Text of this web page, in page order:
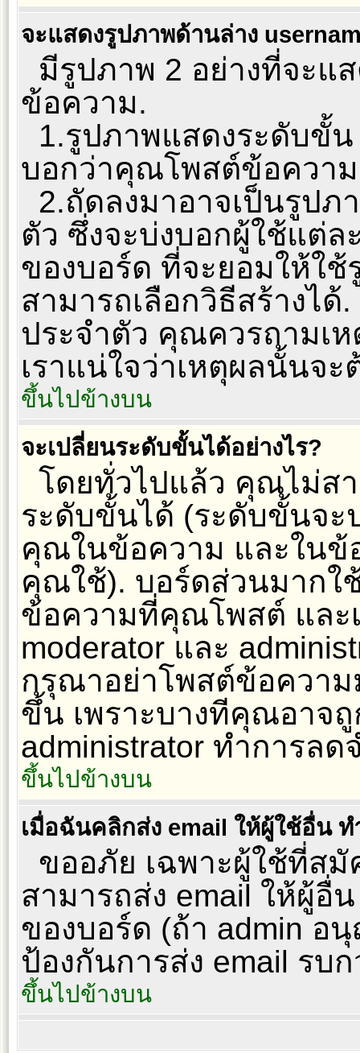
จะแสดงรูปภาพด้านล่าง
มีรูปภาพ 2 อย่างที่จะแ
ข้อความ.
1.รูปภาพแสดงระดับขั้น
บอกว่าคุณโพสต์ข้อความ
2.ถัดลงมาอาจเป็นรูป
ตัว ซึ่งจะบ่งบอกผู้ใช้แต่
ของบอร์ด ที่จะยอมให้ใ
สามารถเลือกวิธีสร้างไ
ประจำตัว คุณควรถามเ
เราแน่ใจว่าเหตุผลนั้นจะ
ขึ้นไปข้างบน
จะเปลี่ยนระดับขั้นได้อย่างไร?
โดยทั่วไปแล้ว คุณไม่ส
ระดับขั้นได้ (ระดับขั้นจะ
คุณในข้อความ และใน
คุณใช้). บอร์ดส่วนมากใ
ข้อความที่คุณโพสต์ และ
moderator และ
กรุณาอย่าโพสต์ข้อความ
ขึ้น เพราะบางทีคุณอาจถู
administrator ทำการล
ขึ้นไปข้างบน
เมื่อฉันคลิกส่ง email ให้ผู้ใช้อื่น
ขออภัย เฉพาะผู้ใช้ที่ส
สามารถส่ง email ให้ผู้อื่
ของบอร์ด (ถ้า admin
ป้องกันการส่ง email รบ
ขึ้นไปข้างบน